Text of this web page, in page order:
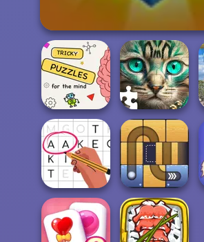
Brain Puzzles
Quests
Favorite Puzzles